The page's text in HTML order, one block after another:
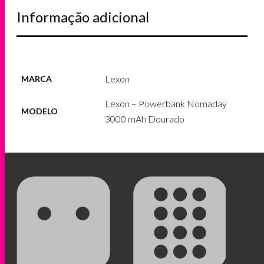
Informação adicional
MARCA Lexon
MODELO
Lexon – Powerbank Nomaday
3000 mAh Dourado